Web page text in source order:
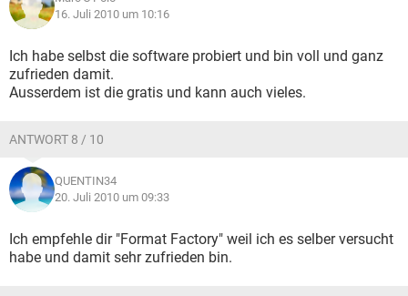
16. Juli 2010 um 10:16
Ich habe selbst die software probiert und bin voll und ganz
zufrieden damit.
Ausserdem ist die gratis und kann auch vieles.
ANTWORT 8 / 10
QUENTIN34
20. Juli 2010 um 09:33
Ich empfehle dir "Format Factory" weil ich es selber versucht
habe und damit sehr zufrieden bin.